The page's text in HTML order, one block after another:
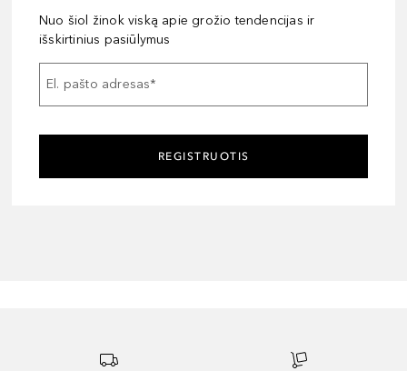
Nuo šiol žinok viską apie grožio tendencijas ir
išskirtinius pasiūlymus
El. pašto adresas*
REGISTRUOTIS